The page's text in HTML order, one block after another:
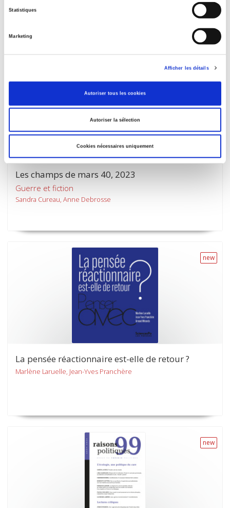
Statistiques
Marketing
Afficher les détails
Autoriser tous les cookies
Autoriser la sélection
Cookies nécessaires uniquement
Varia
Les champs de mars 40, 2023
Guerre et fiction
Sandra Cureau, Anne Debrosse
new
La pensée réactionnaire est-elle de retour ?
Marlène Laruelle, Jean-Yves Pranchère
new